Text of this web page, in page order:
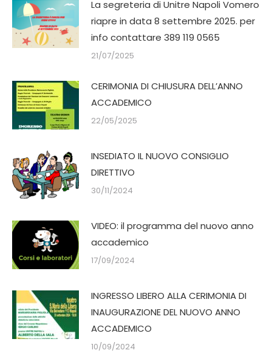
La segreteria di Unitre Napoli Vomero
riapre in data 8 settembre 2025. per
info contattare 389 119 0565
21/07/2025
CERIMONIA DI CHIUSURA DELL’ANNO
ACCADEMICO
22/05/2025
INSEDIATO IL NUOVO CONSIGLIO
DIRETTIVO
30/11/2024
VIDEO: il programma del nuovo anno
accademico
17/09/2024
INGRESSO LIBERO ALLA CERIMONIA DI
INAUGURAZIONE DEL NUOVO ANNO
ACCADEMICO
10/09/2024